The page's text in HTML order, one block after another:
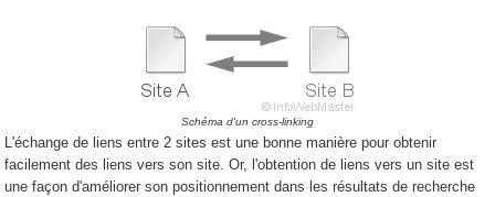
Schéma d'un cross-linking
L'échange de liens entre 2 sites est une bonne manière pour obtenir
facilement des liens vers son site. Or, l'obtention de liens vers un site est
une façon d'améliorer son positionnement dans les résultats de recherche